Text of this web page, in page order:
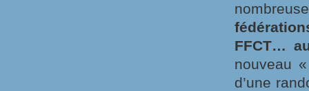
FFCT…
nouveau
d’une